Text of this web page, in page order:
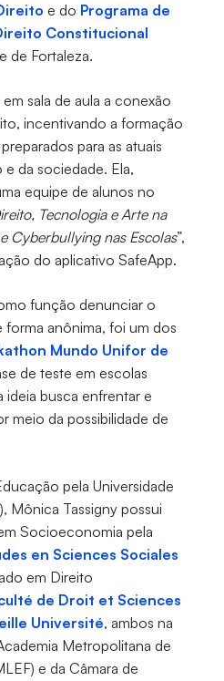
e do Programa de
Constitucional
de Fortaleza.
sala de aula a conexão
incentivando a formação
para as atuais
da sociedade. Ela,
equipe de alunos no
Tecnologia e Arte na
Cyberbullying nas Escolas”,
do aplicativo SafeApp.
função denunciar o
anônima, foi um dos
Mundo Unifor de
de teste em escolas
ideia busca enfrentar e
meio da possibilidade de
pela Universidade
Mônica Tassigny possui
Socioeconomia pela
en Sciences Sociales
em Direito
de Droit et Sciences
Université, ambos na
Metropolitana de
e da Câmara de